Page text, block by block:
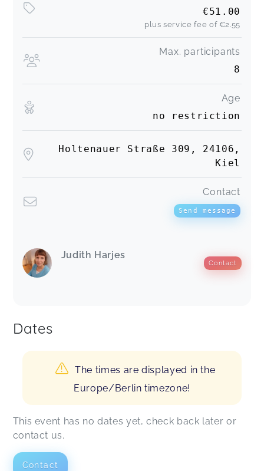
€51.00
plus service fee of €2.55
Max. participants
8
Age
no restriction
Holtenauer Straße 309, 24106,
Kiel
Contact
Send message
Judith Harjes
Contact
Dates
The times are displayed in the
Europe/Berlin timezone!
This event has no dates yet, check back later or
contact us.
Contact